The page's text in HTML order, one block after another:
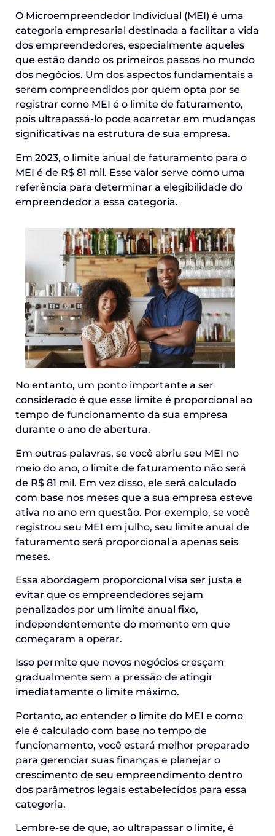
O Microempreendedor Individual (MEI) é uma
categoria empresarial destinada a facilitar a vida
dos empreendedores, especialmente aqueles
que estão dando os primeiros passos no mundo
dos negócios. Um dos aspectos fundamentais a
serem compreendidos por quem opta por se
registrar como MEI é o limite de faturamento,
pois ultrapassá-lo pode acarretar em mudanças
significativas na estrutura de sua empresa.
Em 2023, o limite anual de faturamento para o
MEI é de R$ 81 mil. Esse valor serve como uma
referência para determinar a elegibilidade do
empreendedor a essa categoria.
No entanto, um ponto importante a ser
considerado é que esse limite é proporcional ao
tempo de funcionamento da sua empresa
durante o ano de abertura.
Em outras palavras, se você abriu seu MEI no
meio do ano, o limite de faturamento não será
de R$ 81 mil. Em vez disso, ele será calculado
com base nos meses que a sua empresa esteve
ativa no ano em questão. Por exemplo, se você
registrou seu MEI em julho, seu limite anual de
faturamento será proporcional a apenas seis
meses.
Essa abordagem proporcional visa ser justa e
evitar que os empreendedores sejam
penalizados por um limite anual fixo,
independentemente do momento em que
começaram a operar.
Isso permite que novos negócios cresçam
gradualmente sem a pressão de atingir
imediatamente o limite máximo.
Portanto, ao entender o limite do MEI e como
ele é calculado com base no tempo de
funcionamento, você estará melhor preparado
para gerenciar suas finanças e planejar o
crescimento de seu empreendimento dentro
dos parâmetros legais estabelecidos para essa
categoria.
Lembre-se de que, ao ultrapassar o limite, é